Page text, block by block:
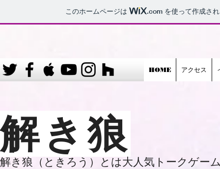
このホームページは .com を使って作成さ
HOME アクセス
​解き狼
解き狼（ときろう）とは大人気トークゲー